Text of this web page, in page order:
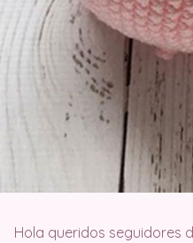
Hola queridos seguidores